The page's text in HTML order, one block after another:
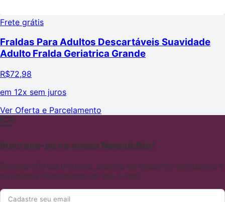
Frete grátis
Fraldas Para Adultos Descartáveis Suavidade
Adulto Fralda Geriatrica Grande
R$72,98
em 12x sem juros
Ver Oferta e Parcelamento
Inscreva-se na nossa Newsletter!
Receba ofertas incríveis, cupons de desconto exclusivos e
novidades diretamente no seu e-mail.